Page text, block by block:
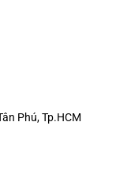
Phú, Tp.HCM